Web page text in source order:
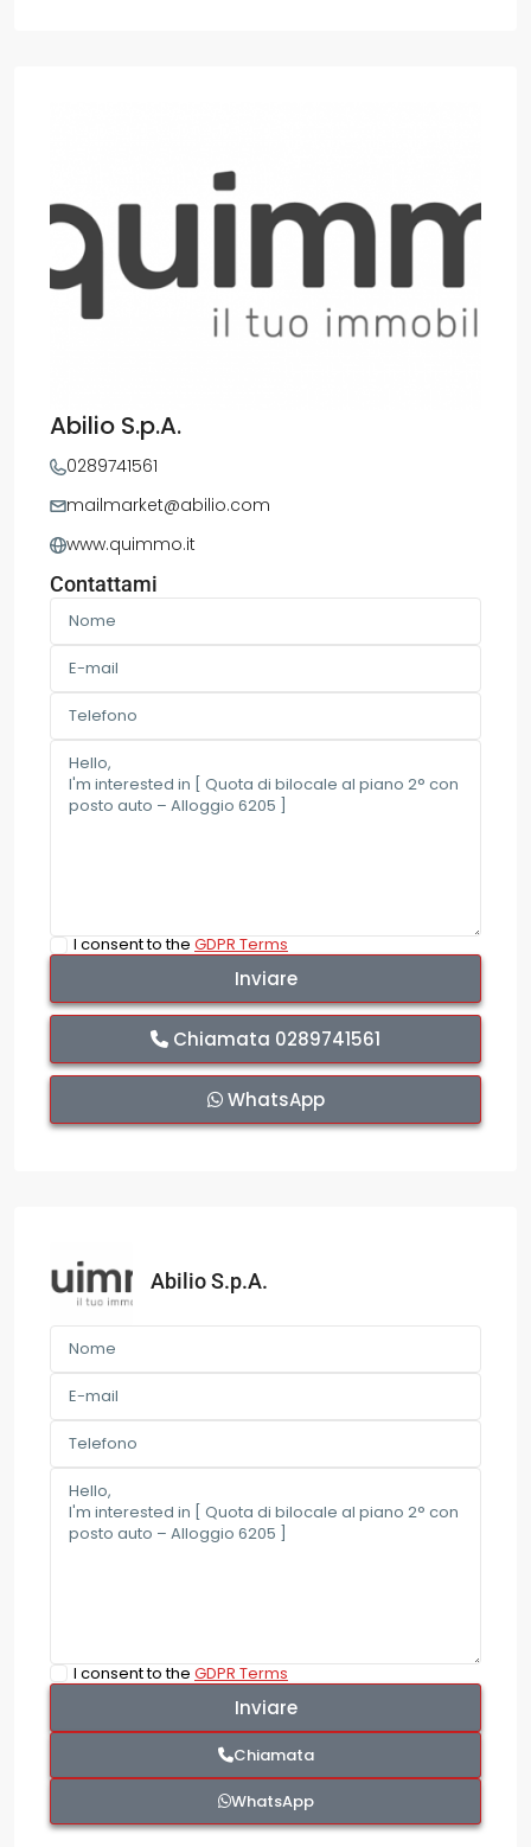
Abilio S.p.A.
0289741561
mailmarket@abilio.com
www.quimmo.it
Contattami
I consent to the GDPR Terms
Chiamata 0289741561
WhatsApp
Abilio S.p.A.
I consent to the GDPR Terms
Chiamata
WhatsApp